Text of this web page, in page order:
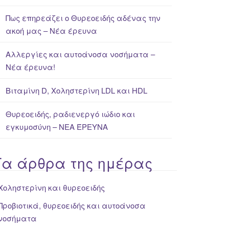
Πως επηρεάζει ο Θυρεοειδής αδένας την
ακοή μας – Νέα έρευνα
Αλλεργίες και αυτοάνοσα νοσήματα –
Νέα έρευνα!
Βιταμίνη D, Χοληστερίνη LDL και HDL
Θυρεοειδής, ραδιενεργό ιώδιο και
εγκυμοσύνη – ΝΕΑ ΈΡΕΥΝΑ
άρθρα της ημέρας
και θυρεοειδής
θυρεοειδής και αυτοάνοσα